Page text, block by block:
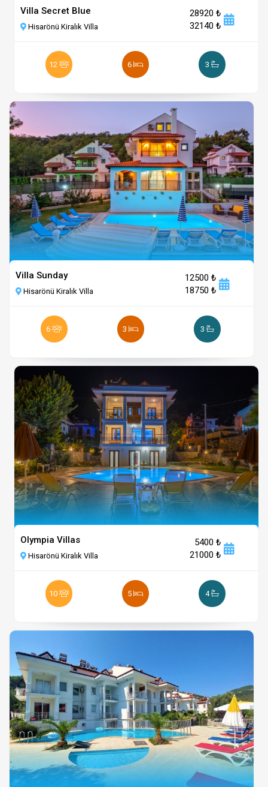
Villa Secret Blue
Hisarönü Kiralık Villa
28920 ₺
32140 ₺
12 6 3
Villa Sunday
Hisarönü Kiralık Villa
12500 ₺
18750 ₺
6 3 3
Olympia Villas
Hisarönü Kiralık Villa
5400 ₺
21000 ₺
10 5 4